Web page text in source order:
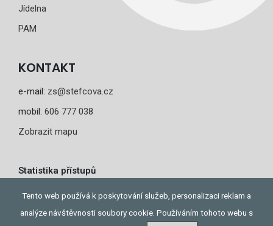
Jídelna
PAM
KONTAKT
e-mail: zs@stefcova.cz
mobil: 606 777 038
Zobrazit mapu
Statistika přístupů
Dnes: 1
Celkem: 443
Tento web používá k poskytování služeb, personalizaci reklam a
analýze návštěvnosti soubory cookie. Používáním tohoto webu s